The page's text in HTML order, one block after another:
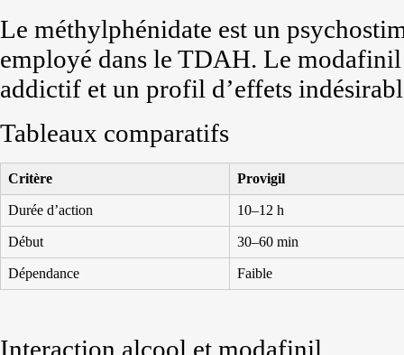
Le méthylphénidate est un
employé dans le TDAH. Le
addictif et un profil d’effets
Tableaux comparatifs
Critère Provigil
Durée d’action 10–12 h
Début 30–60 min
Dépendance Faible
Interaction alcool et modafinil